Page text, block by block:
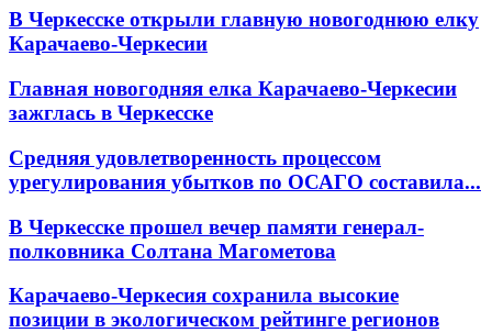
В Черкесске открыли главную новогоднюю елку
Карачаево-Черкесии
Главная новогодняя елка Карачаево-Черкесии
зажглась в Черкесске
Средняя удовлетворенность процессом
урегулирования убытков по ОСАГО составила...
В Черкесске прошел вечер памяти генерал-
полковника Солтана Магометова
Карачаево-Черкесия сохранила высокие
позиции в экологическом рейтинге регионов